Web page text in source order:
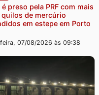
Eleições 2026: Pastor
pode ser o primeiro
Rondônia na Câmara